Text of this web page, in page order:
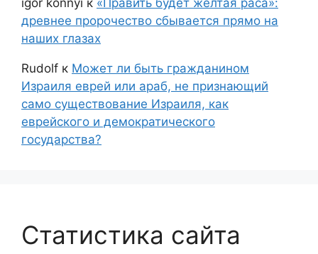
древнее пророчество сбывается прямо на
наших глазах
Rudolf к Может ли быть гражданином
Израиля еврей или араб, не признающий
само существование Израиля, как
еврейского и демократического
государства?
Статистика сайта